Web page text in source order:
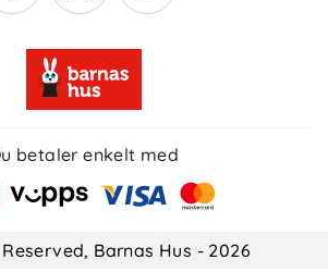
betaler enkelt med
Barnas Hus - 2026